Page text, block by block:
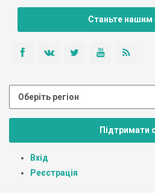
Станьте нашим
Підтримати
Вхід
Реєстрація